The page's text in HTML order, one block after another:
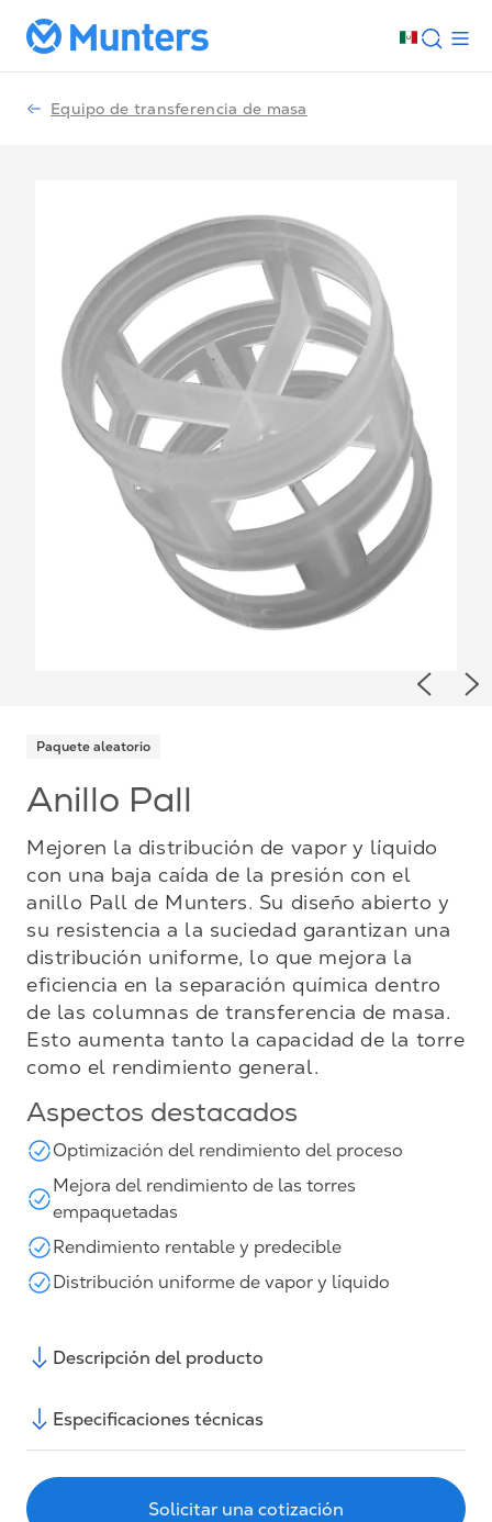
Equipo de transferencia de masa
Paquete aleatorio
Anillo Pall
Mejoren la distribución de vapor y líquido
con una baja caída de la presión con el
anillo Pall de Munters. Su diseño abierto y
su resistencia a la suciedad garantizan una
distribución uniforme, lo que mejora la
eficiencia en la separación química dentro
de las columnas de transferencia de masa.
Esto aumenta tanto la capacidad de la torre
como el rendimiento general.
Aspectos destacados
Optimización del rendimiento del proceso
Mejora del rendimiento de las torres
empaquetadas
Rendimiento rentable y predecible
Distribución uniforme de vapor y líquido
Descripción del producto
Especificaciones técnicas
Solicitar una cotización